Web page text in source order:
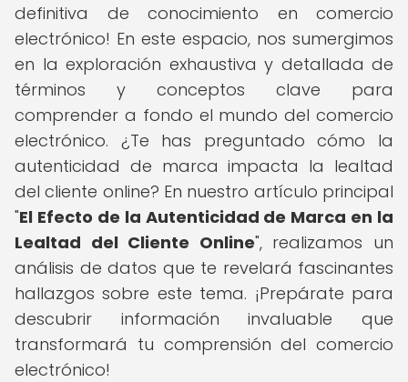
definitiva de conocimiento en comercio
electrónico! En este espacio, nos sumergimos
en la exploración exhaustiva y detallada de
términos y conceptos clave para
comprender a fondo el mundo del comercio
electrónico. ¿Te has preguntado cómo la
autenticidad de marca impacta la lealtad
del cliente online? En nuestro artículo principal
"El Efecto de la Autenticidad de Marca en la
Lealtad del Cliente Online", realizamos un
análisis de datos que te revelará fascinantes
hallazgos sobre este tema. ¡Prepárate para
descubrir información invaluable que
transformará tu comprensión del comercio
electrónico!